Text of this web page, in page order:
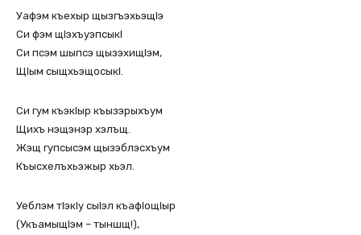
Уафэм къехыр щызгъэхьэщIэ
Си фэм щIэхъуэпсыкI
Си псэм шыпсэ щызэхищIэм,
ЩIым сыщхьэщосыкI.
Си гум къэкIыр къызэрыхъум
Щихъ нэщэнэр хэлъщ.
Жэщ гупсысэм щызэблэсхъум
Къысхелъхьэжыр хьэл.
Уеблэм тIэкIу сыIэл къафIощIыр
(УкъамыщIэм – тыншщ!),